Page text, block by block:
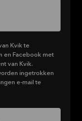
Kvik te
en Facebook met
van Kvik.
ingetrokken
e-mail te